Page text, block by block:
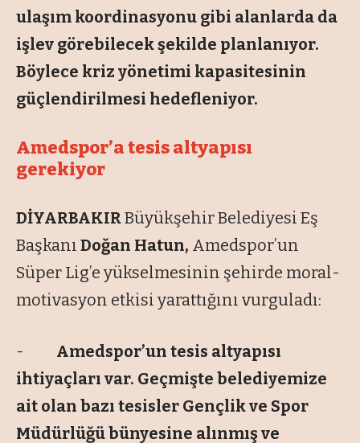
ulaşım koordinasyonu gibi alanlarda da
işlev görebilecek şekilde planlanıyor.
Böylece kriz yönetimi kapasitesinin
güçlendirilmesi hedefleniyor.
Amedspor’a tesis altyapısı
gerekiyor
DİYARBAKIRBüyükşehir Belediyesi Eş
Başkanı Doğan Hatun, Amedspor’un
Süper Lig’e yükselmesinin şehirde moral-
motivasyon etkisi yarattığını vurguladı:
- Amedspor’un tesis altyapısı
ihtiyaçları var. Geçmişte belediyemize
ait olan bazı tesisler Gençlik ve Spor
Müdürlüğü bünyesine alınmış ve